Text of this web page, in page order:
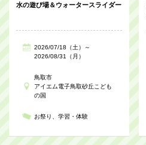
水の遊び場＆ウォータースライダー
2026/07/18（土）～
2026/08/31（月）
鳥取市
アイエム電子鳥取砂丘こども
の国
お祭り 学習・体験